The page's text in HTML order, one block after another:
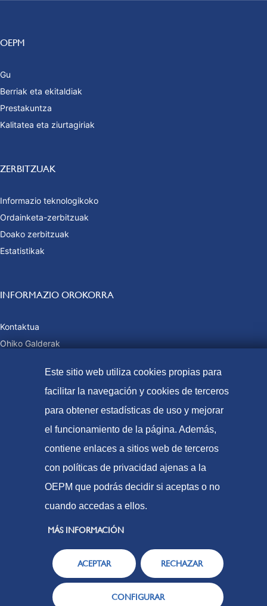
OEPM
Gu
Berriak eta ekitaldiak
Prestakuntza
Kalitatea eta ziurtagiriak
ZERBITZUAK
Informazio teknologikoko
Ordainketa-zerbitzuak
Doako zerbitzuak
Estatistikak
INFORMAZIO OROKORRA
Kontaktua
Ohiko Galderak
Ordaintzeko moduak
© Patente eta marken espainiako bulegoa (2021
Irisgarritasuna
Lege-Oharra
Cookie politika
Datuen babesa
Este sitio web utiliza cookies propias para
facilitar la navegación y cookies de terceros
para obtener estadísticas de uso y mejorar
el funcionamiento de la página. Además,
contiene enlaces a sitios web de terceros
con políticas de privacidad ajenas a la
OEPM que podrás decidir si aceptas o no
cuando accedas a ellos.
MÁS INFORMACIÓN
ACEPTAR RECHAZAR
CONFIGURAR